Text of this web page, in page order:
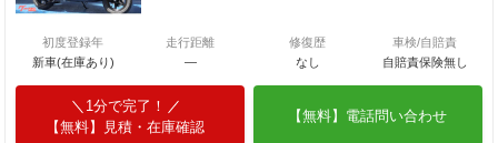
初度登録年
新車(在庫あり)
走行距離
―
修復歴
なし
車検/自賠責
自賠責保険無し
1分で完了！
【無料】見積・在庫確認
【無料】電話問い合わせ